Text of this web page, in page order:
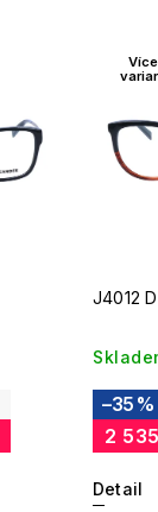
Nejdražší
Abecedně
Více
J4012 D
–35 %
2
Detail